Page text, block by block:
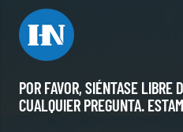
POR FAVOR, SIÉNTASE LIBRE
CUALQUIER PREGUNTA.